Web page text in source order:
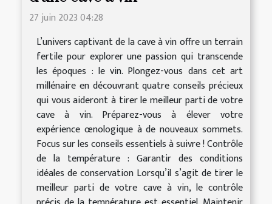
27 juin 2023 04:28
L’univers captivant de la cave à vin offre un terrain
fertile pour explorer une passion qui transcende
les époques : le vin. Plongez-vous dans cet art
millénaire en découvrant quatre conseils précieux
qui vous aideront à tirer le meilleur parti de votre
cave à vin. Préparez-vous à élever votre
expérience œnologique à de nouveaux sommets.
Focus sur les conseils essentiels à suivre ! Contrôle
de la température : Garantir des conditions
idéales de conservation Lorsqu’il s’agit de tirer le
meilleur parti de votre cave à vin, le contrôle